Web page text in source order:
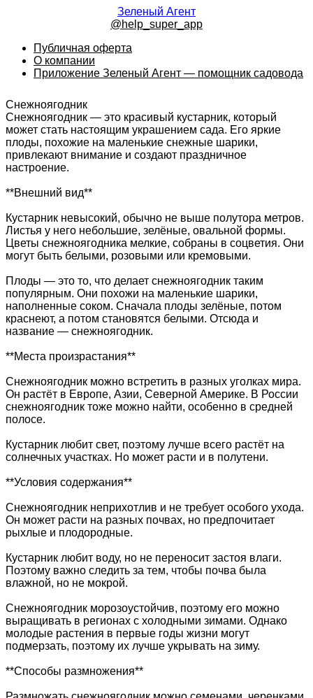
Зеленый Агент
@help_super_app
Публичная оферта
О компании
Приложение Зеленый Агент — помощник садовода
Снежноягодник
Снежноягодник — это красивый кустарник, который
может стать настоящим украшением сада. Его яркие
плоды, похожие на маленькие снежные шарики,
привлекают внимание и создают праздничное
настроение.
**Внешний вид**
Кустарник невысокий, обычно не выше полутора метров.
Листья у него небольшие, зелёные, овальной формы.
Цветы снежноягодника мелкие, собраны в соцветия. Они
могут быть белыми, розовыми или кремовыми.
Плоды — это то, что делает снежноягодник таким
популярным. Они похожи на маленькие шарики,
наполненные соком. Сначала плоды зелёные, потом
краснеют, а потом становятся белыми. Отсюда и
название — снежноягодник.
**Места произрастания**
Снежноягодник можно встретить в разных уголках мира.
Он растёт в Европе, Азии, Северной Америке. В России
снежноягодник тоже можно найти, особенно в средней
полосе.
Кустарник любит свет, поэтому лучше всего растёт на
солнечных участках. Но может расти и в полутени.
**Условия содержания**
Снежноягодник неприхотлив и не требует особого ухода.
Он может расти на разных почвах, но предпочитает
рыхлые и плодородные.
Кустарник любит воду, но не переносит застоя влаги.
Поэтому важно следить за тем, чтобы почва была
влажной, но не мокрой.
Снежноягодник морозоустойчив, поэтому его можно
выращивать в регионах с холодными зимами. Однако
молодые растения в первые годы жизни могут
подмерзать, поэтому их лучше укрывать на зиму.
**Способы размножения**